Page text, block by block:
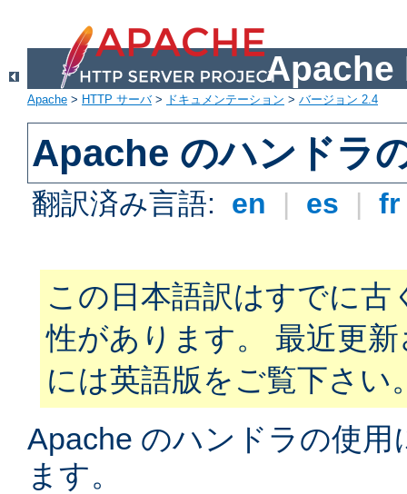
Apache
Apache > HTTP サーバ> ドキュメンテーション > バージョン 2.4
Apache のハンドラ
翻訳済み言語: en | es |
この日本語訳はすでに古
性があります。 最近更
には英語版をご覧下さい
Apache のハンドラの使
ます。